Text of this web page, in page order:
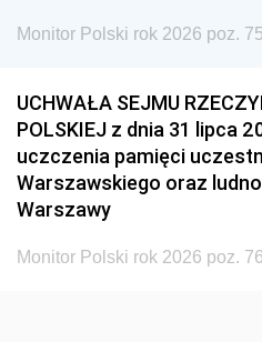
Monitor Polski rok 2026 poz.
UCHWAŁA SEJMU
POLSKIEJ z dnia 31 lipca
uczczenia pamięci
Warszawskiego oraz
Warszawy
Monitor Polski rok 2026 poz.